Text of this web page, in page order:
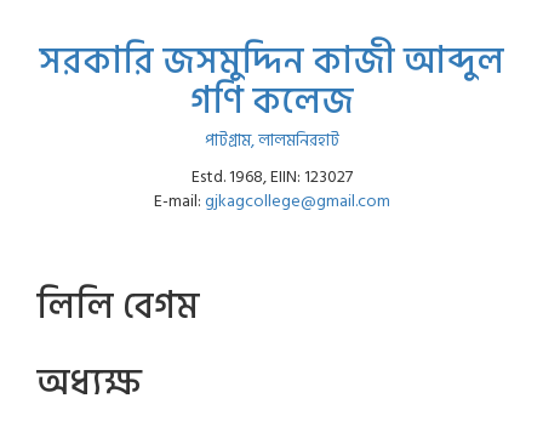
সরকারি জসমুদ্দিন কাজী আব্দুল
গণি কলেজ
পাটগ্রাম, লালমনিরহাট
Estd. 1968, EIIN: 123027
E-mail:gjkagcollege@gmail.com
লিলি বেগম
অধ্যক্ষ